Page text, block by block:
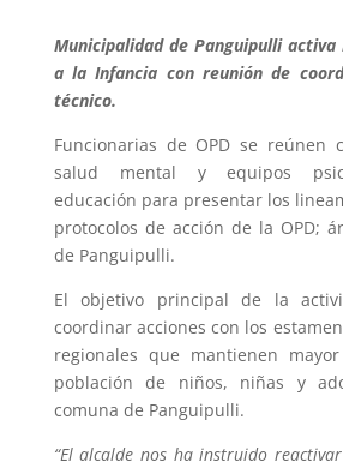
Municipalidad de Panguipulli
a la Infancia con reunión de
técnico.
Funcionarias de OPD se reúnen
salud mental y equipos
educación para presentar los
protocolos de acción de la OPD;
de Panguipulli.
El objetivo principal de la
coordinar acciones con los
regionales que mantienen
población de niños, niñas y
comuna de Panguipulli.
“El alcalde nos ha instruido